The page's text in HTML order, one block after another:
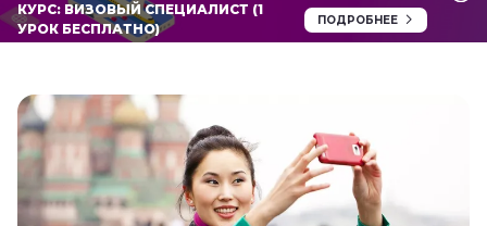
КУРС: ВИЗОВЫЙ СПЕЦИАЛИСТ (1
УРОК БЕСПЛАТНО)
ПОДРОБНЕЕ